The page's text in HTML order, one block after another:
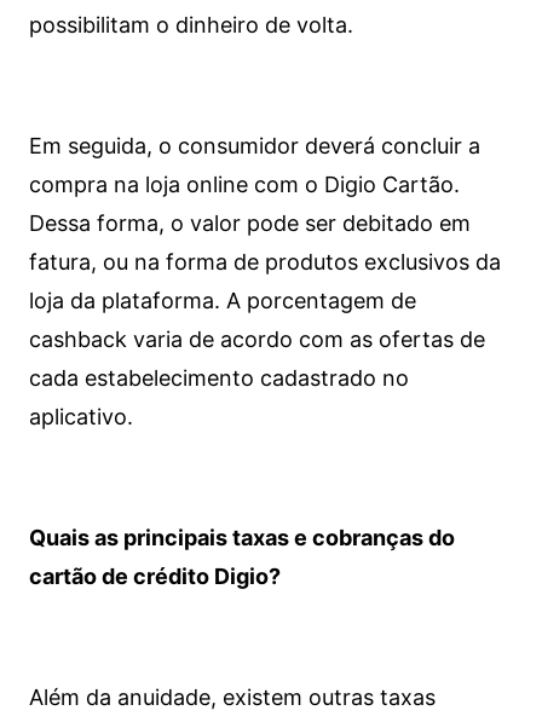
possibilitam o dinheiro de volta.
Em seguida, o consumidor deverá concluir a
compra na loja online com o Digio Cartão.
Dessa forma, o valor pode ser debitado em
fatura, ou na forma de produtos exclusivos da
loja da plataforma. A porcentagem de
cashback varia de acordo com as ofertas de
cada estabelecimento cadastrado no
aplicativo.
Quais as principais taxas e cobranças do
cartão de crédito Digio?
Além da anuidade, existem outras taxas